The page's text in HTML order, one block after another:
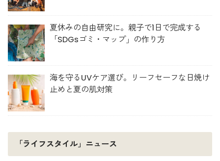
夏休みの自由研究に。親子で1日で完成する
「SDGsゴミ・マップ」の作り方
海を守るUVケア選び。リーフセーフな日焼け
止めと夏の肌対策
「ライフスタイル」ニュース